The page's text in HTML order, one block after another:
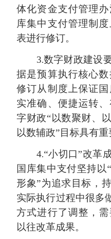
体化资金支付管理
库集中支付管理制
表进行修订。
3.数字财政建设要
据是预算执行核心
修订从制度上保证
实准确、便捷运转
字财政“以数聚财、
以数辅政”目标具有重
4.“小切口”改革成
国库集中支付坚持以
形象”为追求目标，
实际执行过程中很多
方式进行了调整，
以往改革成果。